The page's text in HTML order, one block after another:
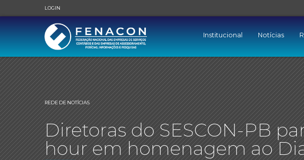
LOGIN
Institucional Notícias
REDE DE NOTÍCIAS
Diretoras do SESCON-PB
hour em homenagem ao